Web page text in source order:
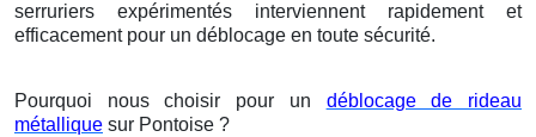
serruriers expérimentés interviennent rapidement et
efficacement pour un déblocage en toute sécurité.
Pourquoi nous choisir pour un déblocage de rideau
métallique sur Pontoise ?